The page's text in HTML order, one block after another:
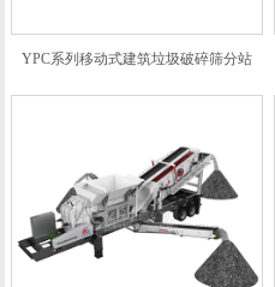
YPC系列移动式建筑垃圾破碎筛分站